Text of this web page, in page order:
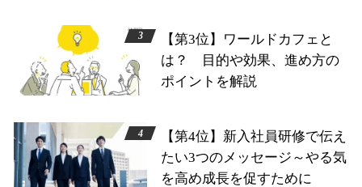
【第3位】ワールドカフェと
は？ 目的や効果、進め方の
ポイントを解説
【第4位】新入社員研修で伝え
たい3つのメッセージ～やる気
を高め成長を促すために